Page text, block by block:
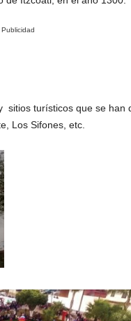
Publicidad
sitios turísticos que se han
Los Sifones, etc.